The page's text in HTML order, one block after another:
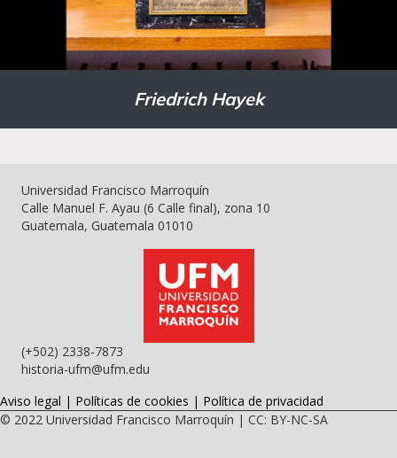
Friedrich Hayek
Universidad Francisco Marroquín
Calle Manuel F. Ayau (6 Calle final), zona 10
Guatemala, Guatemala 01010
(+502) 2338-7873
historia-ufm@ufm.edu
Aviso legal | Políticas de cookies | Política de privacidad
© 2022 Universidad Francisco Marroquín | CC: BY-NC-SA